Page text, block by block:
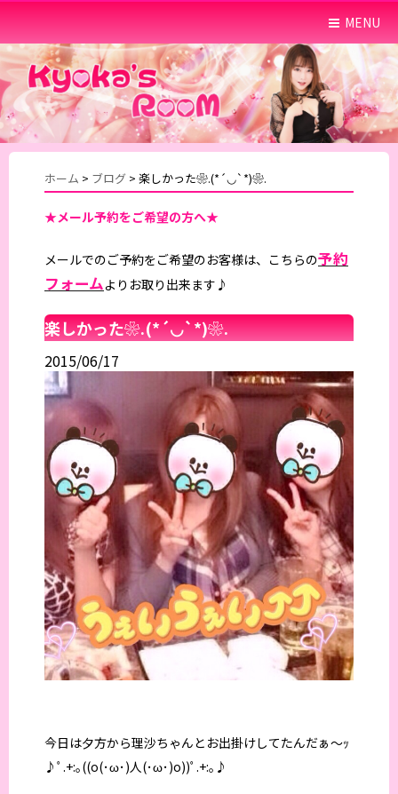
MENU
ホーム > ブログ > 楽しかった❀.(*´◡`*)❀.
★メール予約をご希望の方へ★
メールでのご予約をご希望のお客様は、こちらの予約
フォームよりお取り出来ます♪
楽しかった❀.(*´◡`*)❀.
2015/06/17
今日は夕方から理沙ちゃんとお出掛けしてたんだぁ～ｯ
♪ﾟ.+:｡((o(･ω･)人(･ω･)o))ﾟ.+:｡♪